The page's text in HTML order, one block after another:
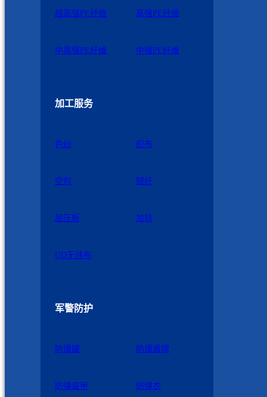
超高强PE纤维 高强PE纤维
中高强PE纤维 中强PE纤维
加工服务
色纱 织布
空包 短纤
层压板 加捻
UD无纬布
军警防护
防爆罐 防爆盾牌
防弹装甲 防弹衣